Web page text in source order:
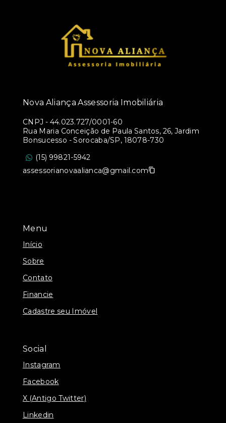
Menu
Início
Sobre
Contato
Financie
Cadastre seu Imóvel
Social
Instagram
Facebook
X (Antigo Twitter)
Linkedin
Nova Aliança Assessoria Imobiliária
CNPJ - 44.023.727/0001-60
Rua Maria Conceição de Paula Santos, 26, Jardim
Bonsucesso - Sorocaba/SP, 18078-730
(15) 99821-5942
assessorianovaalianca@gmail.com